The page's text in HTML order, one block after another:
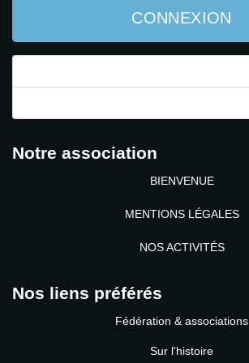
CONNEXION
Notre association
BIENVENUE
MENTIONS LÉGALES
NOS ACTIVITÉS
Nos liens préférés
Fédération & associations
Sur l'histoire